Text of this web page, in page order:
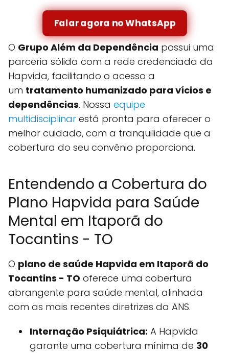
Falar agora no WhatsApp
O Grupo Além da Dependência possui uma
parceria sólida com a rede credenciada da
Hapvida, facilitando o acesso a
um tratamento humanizado para vícios e
dependências. Nossa equipe
multidisciplinar está pronta para oferecer o
melhor cuidado, com a tranquilidade que a
cobertura do seu convênio proporciona.
Entendendo a Cobertura do
Plano Hapvida para Saúde
Mental em Itaporã do
Tocantins - TO
O plano de saúde Hapvida em Itaporã do
Tocantins - TO oferece uma cobertura
abrangente para saúde mental, alinhada
com as mais recentes diretrizes da ANS.
Internação Psiquiátrica: A Hapvida
garante uma cobertura mínima de 30